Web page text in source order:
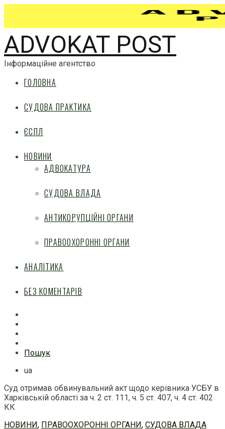
ADVOKAT POST
Інформаційне агентство
ГОЛОВНА
СУДОВА ПРАКТИКА
ЄСПЛ
НОВИНИ
АДВОКАТУРА
СУДОВА ВЛАДА
АНТИКОРУПЦІЙНІ ОРГАНИ
ПРАВООХОРОННІ ОРГАНИ
АНАЛІТИКА
БЕЗ КОМЕНТАРІВ
Пошук
ua
Суд отримав обвинувальний акт щодо керівника УСБУ в
Харківській області за ч. 2 ст. 111, ч. 5 ст. 407, ч. 4 ст. 402
КК
Перейти
НОВИНИ, ПРАВООХОРОННІ ОРГАНИ, СУДОВА ВЛАДА